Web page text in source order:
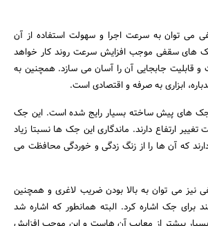
می توان به سرعت اجرا و سهولت استفاده از آن
جک های سقفی موجب افزایش سرعت روند کار خواهد
جابجایی آن را آسان می سازد. همچنین به
ابزاری به صرفه و اقتصادی است.
جک های پیش ساخته بسیار رایج شده است. این جک
ارتفاع دارند. ماندگاری این جک ها نسبتا زیاد
که آن ها را از زنگ زدگی و خوردگی محافظت می
می توان به بالا بودن ضریب لاغری و همچنین
جک اشاره کرد. البته همانطور که اشاره شد